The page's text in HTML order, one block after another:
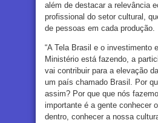
além de destacar a relevância
profissional do setor cultural,
de pessoas em cada produção.
“A Tela Brasil e o investimento
Ministério está fazendo, a
vai contribuir para a elevação
um país chamado Brasil. Por
assim? Por que que nós
importante é a gente conhecer
dentro, conhecer a nossa